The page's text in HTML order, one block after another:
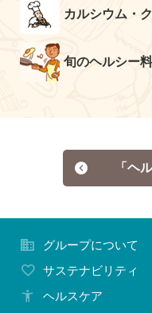
カルシウム・
旬のヘルシー
「ヘ
グループについて
サステナビリティ
ヘルスケア